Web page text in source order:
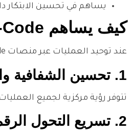
يساهم في تحسين
كيف يساهم Low-Code في رفع جودة الأداء المؤسسي؟
عند توحيد العمليات عبر منصات Low-Code، تصبح المؤسسة قادرة على:
1. تحسين الشفافية والتحكم
تتوفر رؤية مركزية لجميع
2. تسريع التحول الرقمي